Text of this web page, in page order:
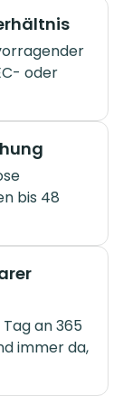
oder
bis 48
an 365
immer da,